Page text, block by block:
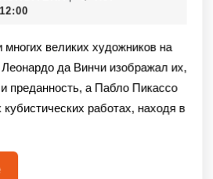
12:00
да Винчи изображал их,
преданность, а Пабло Пикассо
работах, находя в